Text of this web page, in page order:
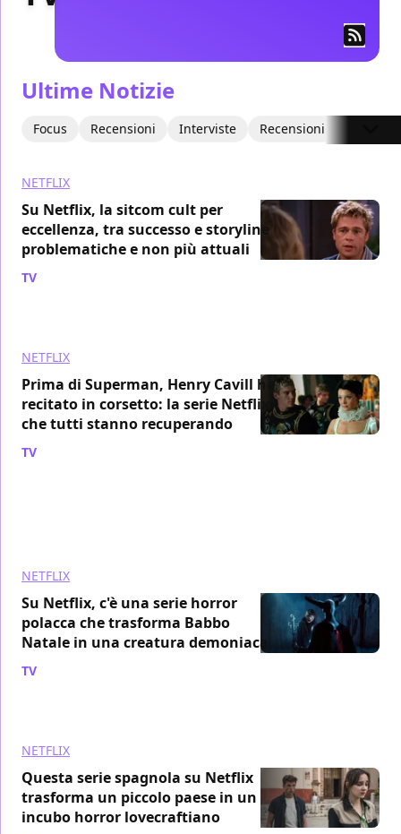
Ultime Notizie
Focus Recensioni Interviste Recensioni Video
NETFLIX
Su Netflix, la sitcom cult per
eccellenza, tra successo e storyline
problematiche e non più attuali
TV
NETFLIX
Prima di Superman, Henry Cavill ha
recitato in corsetto: la serie Netflix
che tutti stanno recuperando
TV
NETFLIX
Su Netflix, c'è una serie horror
polacca che trasforma Babbo
Natale in una creatura demoniaca
TV
NETFLIX
Questa serie spagnola su Netflix
trasforma un piccolo paese in un
incubo horror lovecraftiano